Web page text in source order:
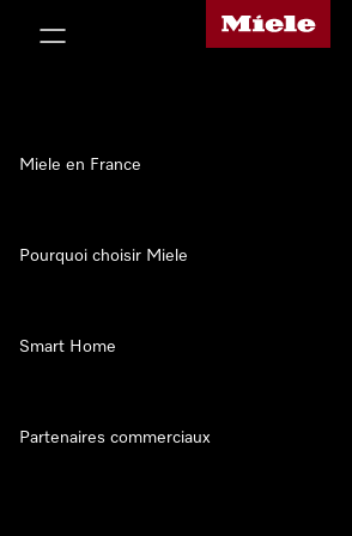
Page d'accueil Miele
Miele en France
Pourquoi choisir Miele
Smart Home
Partenaires commerciaux